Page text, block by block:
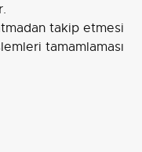
takip etmesi
tamamlaması